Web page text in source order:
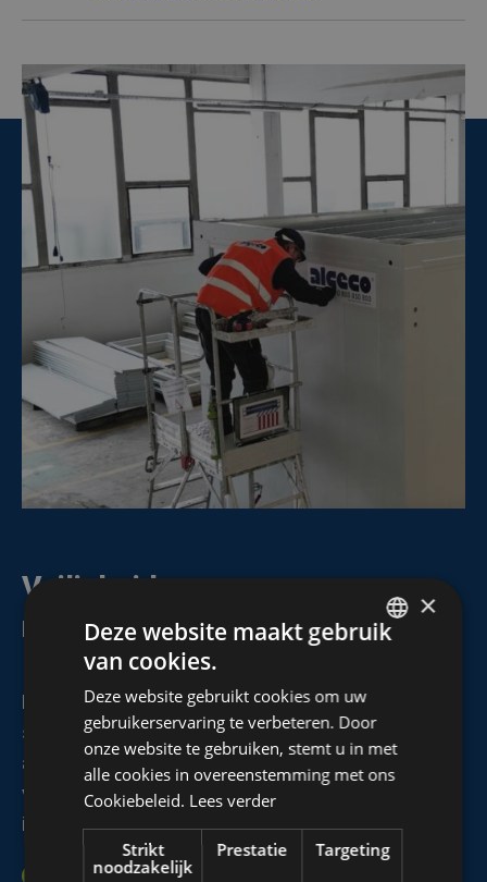
Veiligheid en
milieuvoorschriften
Bij Algeco Belgium
staan
veiligheidenmilieunormencentraal in elk
aspect van ons werk,
van ontwerp en tests tot productie, transport,
installatie en demontage.
Onze modulaire units voldoen aan alle relevante
×
Deze website maakt gebruik
van cookies.
Deze website gebruikt cookies om uw
gebruikerservaring te verbeteren. Door
onze website te gebruiken, stemt u in met
alle cookies in overeenstemming met ons
Cookiebeleid. Lees verder
Strikt
noodzakelijk
Prestatie Targeting